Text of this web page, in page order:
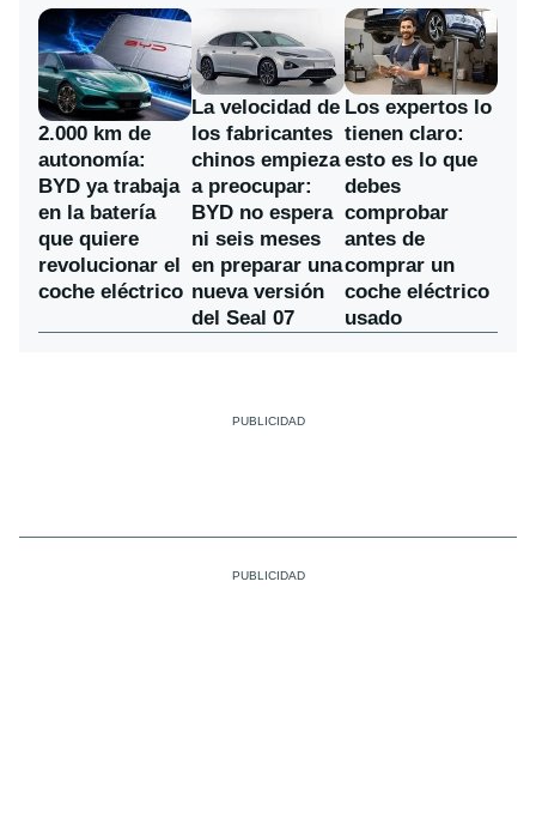
2.000 km de
autonomía:
BYD ya trabaja
en la batería
que quiere
revolucionar el
coche eléctrico
La velocidad de
los fabricantes
chinos empieza
a preocupar:
BYD no espera
ni seis meses
en preparar una
nueva versión
del Seal 07
Los expertos lo
tienen claro:
esto es lo que
debes
comprobar
antes de
comprar un
coche eléctrico
usado